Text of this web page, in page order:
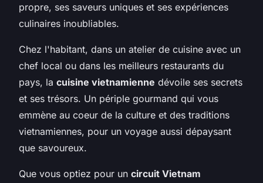
propre, ses saveurs uniques et ses expériences
culinaires inoubliables.
Chez l'habitant, dans un atelier de cuisine avec un
chef local ou dans les meilleurs restaurants du
pays, la cuisine vietnamienne dévoile ses secrets
et ses trésors. Un périple gourmand qui vous
emmène au coeur de la culture et des traditions
vietnamiennes, pour un voyage aussi dépaysant
que savoureux.
Que vous optiez pour un circuit Vietnam